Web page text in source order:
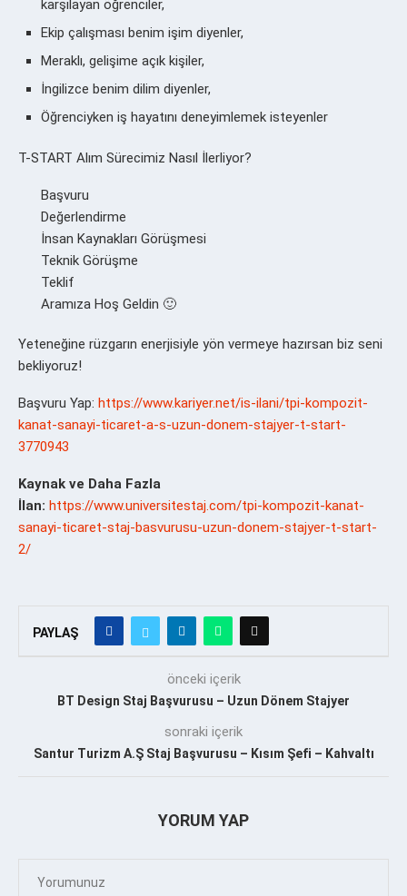
karşılayan öğrenciler,
Ekip çalışması benim işim diyenler,
Meraklı, gelişime açık kişiler,
İngilizce benim dilim diyenler,
Öğrenciyken iş hayatını deneyimlemek isteyenler
T-START Alım Sürecimiz Nasıl İlerliyor?
Başvuru
Değerlendirme
İnsan Kaynakları Görüşmesi
Teknik Görüşme
Teklif
Aramıza Hoş Geldin 🙂
Yeteneğine rüzgarın enerjisiyle yön vermeye hazırsan biz seni
bekliyoruz!
Başvuru Yap: https://www.kariyer.net/is-ilani/tpi-kompozit-
kanat-sanayi-ticaret-a-s-uzun-donem-stajyer-t-start-
3770943
Kaynak ve Daha Fazla
İlan: https://www.universitestaj.com/tpi-kompozit-kanat-
sanayi-ticaret-staj-basvurusu-uzun-donem-stajyer-t-start-
2/
PAYLAŞ
önceki içerik
BT Design Staj Başvurusu – Uzun Dönem Stajyer
sonraki içerik
Santur Turizm A.Ş Staj Başvurusu – Kısım Şefi – Kahvaltı
YORUM YAP